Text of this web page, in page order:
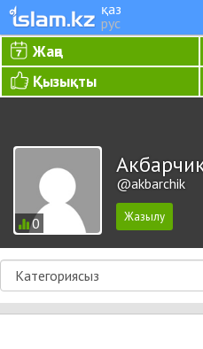
қаз
рус
Жаңа
Қызықты
0
@akbarchik